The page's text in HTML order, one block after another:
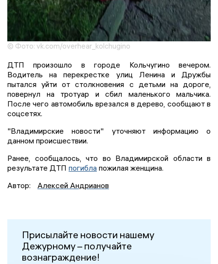
© Фото: vk.com/overhear_kolchugino
ДТП произошло в городе Кольчугино вечером.
Водитель на перекрестке улиц Ленина и Дружбы
пытался уйти от столкновения с детьми на дороге,
повернул на тротуар и сбил маленького мальчика.
После чего автомобиль врезался в дерево, сообщают в
соцсетях.
"Владимирские новости" уточняют информацию о
данном происшествии.
Ранее, сообщалось, что во Владимирской области в
результате ДТП погибла пожилая женщина.
Автор:
Алексей Андрианов
Присылайте новости нашему
Дежурному – получайте
вознаграждение!